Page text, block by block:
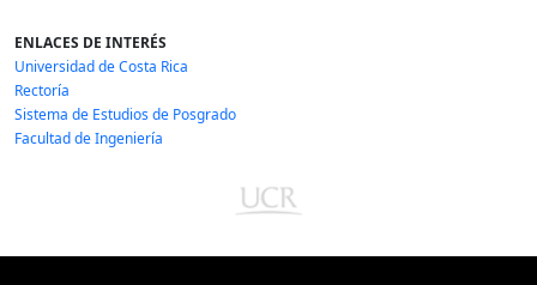
ENLACES DE INTERÉS
Universidad de Costa Rica
Rectoría
Sistema de Estudios de Posgrado
Facultad de Ingeniería